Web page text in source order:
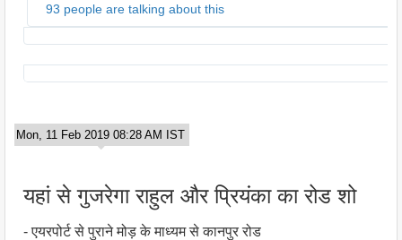
93 people are talking about this
Mon, 11 Feb 2019 08:28 AM IST
यहां से गुजरेगा राहुल और प्रियंका का रोड शो
- एयरपोर्ट से पुराने मोड़ के माध्यम से कानपुर रोड